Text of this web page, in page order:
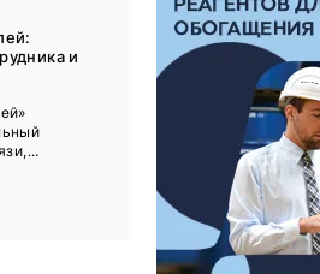
ДП Подкаст. Новый сезон
Рудник 2025
MiningWorld Russia 2025
Уголь России и Майнинг 2025
Рудник 2024 | Обзор выставки
и